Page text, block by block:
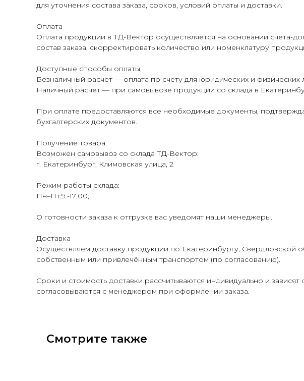
для уточнения состава заказа, сроков, условий оплаты и доставки.
Оплата
Оплата продукции в ТД-Вектор осуществляется на основании счета-
состав заказа, скорректировать количество или номенклатуру
Доступные способы оплаты:
Безналичный расчет — оплата по счету для юридических и физических
Наличный расчет — при самовывозе продукции со склада в
При оплате предоставляются все необходимые документы,
бухгалтерских документов.
Получение товара
Возможен самовывоз со склада ТД-Вектор:
г. Екатеринбург, Климовская улица, 2
Режим работы склада:
Пн–Пт:9:-17:00;
О готовности заказа к отгрузке вас уведомят наши менеджеры.
Доставка
Осуществляем доставку продукции по Екатеринбургу, Свердловской
собственным или привлечённым транспортом (по согласованию).
Сроки и стоимость доставки рассчитываются индивидуально и
согласовываются с менеджером при оформлении заказа.
Смотрите также